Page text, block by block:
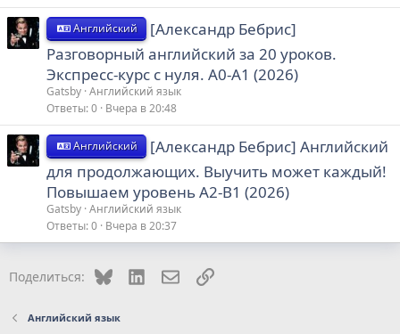
Английский
[Александр Бебрис]
Разговорный английский за 20 уроков.
Экспресс-курс с нуля. A0-A1 (2026)
Gatsby Английский язык
Ответы 0 Вчера в 20:48
Английский
[Александр Бебрис] Английский
для продолжающих. Выучить может каждый!
Повышаем уровень A2-B1 (2026)
Gatsby Английский язык
Ответы 0 Вчера в 20:37
Поделиться: Bluesky LinkedInЭлектронная почта
Ссылка
Английский язык